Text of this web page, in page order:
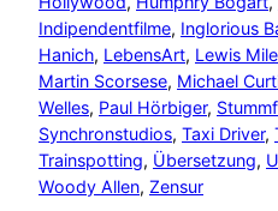
Indipendentfilme, Inglorious
Hanich, LebensArt, Lewis
Martin Scorsese, Michael
Welles, Paul Hörbiger,
Synchronstudios, Taxi Driver,
Trainspotting, Übersetzung,
Woody Allen, Zensur